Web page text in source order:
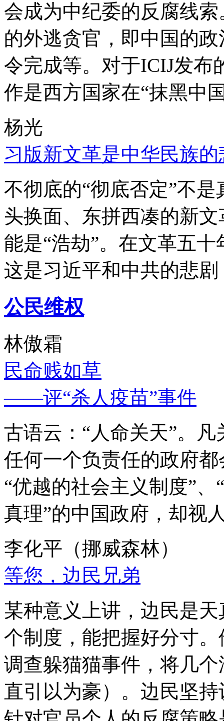
会成为中纪委的反腐线
的外逃贪官，即中国的
令完成等。对于ICIJ发布
作是西方国家在“抹黑中
杨光
习版新文革是中华民族的
不彻底的“彻底否定”不
头换面、东拼西凑的新
能是“浩劫”。在文革五
这是习近平和中共的悲
公民维权
林傲霜
民命贱如草
——评“杀人疫苗”事件
古语云：“人命关天”。
任何一个负责任的政府
“优越的社会主义制度”
真理”的中国政府，却视
李化平（挪威森林）
等您，边民兄弟
某种意义上讲，边民是
个制度，能把握好分寸
调查躲猫猫事件，将几
直引以为豪）。边民坚